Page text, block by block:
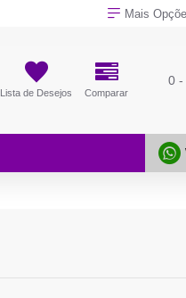
Mais
Lista de Desejos Comparar
0 -